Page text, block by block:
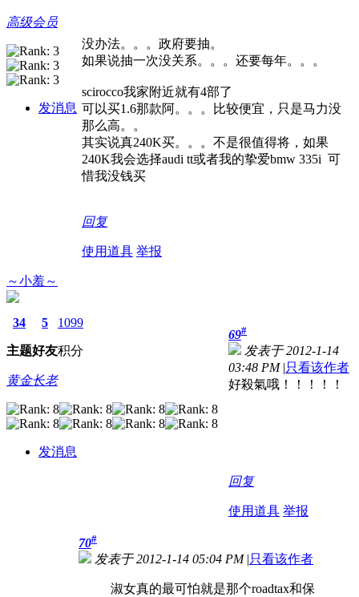
高级会员
发消息
没办法。。。政府要抽。
如果说抽一次没关系。。。还要每年。。。
scirocco我家附近就有4部了
可以买1.6那款阿。。。比较便宜，只是马力没
那么高。。
其实说真240K买。。。不是很值得将，如果
240K我会选择audi tt或者我的挚爱bmw 335i 可
惜我没钱买
回复
使用道具 举报
～小羞～
34
主题
5
好友
1099
积分
黄金长老
发消息
69#
发表于 2012-1-14
03:48 PM |只看该作者
好殺氣哦！！！！！
回复
使用道具 举报
70#
发表于 2012-1-14 05:04 PM |只看该作者
淑女真的最可怕就是那个roadtax和保